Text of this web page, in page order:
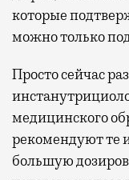
которые
можно только
Просто сейчас
медицинского
рекомендуют те
большую